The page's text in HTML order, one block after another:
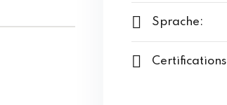
Sprache: